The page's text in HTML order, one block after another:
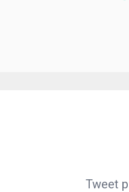
Tweet